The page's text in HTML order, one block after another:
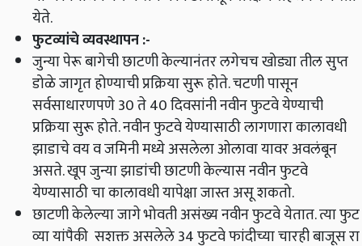
येते.
फुटव्यांचे व्यवस्थापन:-
जुन्या पेरू बागेची छाटणी केल्यानंतर लगेचच खोड्या तील सुप्त
डोळे जागृत होण्याची प्रक्रिया सुरू होते.चटणी पासून
सर्वसाधारणपणे 30 ते 40 दिवसांनी नवीन फुटवे येण्याची
प्रक्रिया सुरू होते.नवीन फुटवे येण्यासाठी लागणारा कालावधी
झाडाचे वय व जमिनी मध्ये असलेला ओलावा यावर अवलंबून
असते.खूप जुन्या झाडांची छाटणी केल्यास नवीन फुटवे
येण्यासाठी चा कालावधी यापेक्षा जास्त असू शकतो.
छाटणी केलेल्या जागे भोवती असंख्य नवीन फुटवे येतात.त्या फुट
व्या यांपैकी सशक्त असलेले 34 फुटवे फांदीच्या चारही बाजूस रा